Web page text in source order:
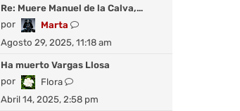
s
j
m
e
s
j
ú
l
i
e
Re: Muere Manuel de la Calva,…
por
Marta
V
e
ú
i
Agosto 29, 2025, 11:18 am
Ha muerto Vargas Llosa
por
Flora
V
e
Abril 14, 2025, 2:58 pm